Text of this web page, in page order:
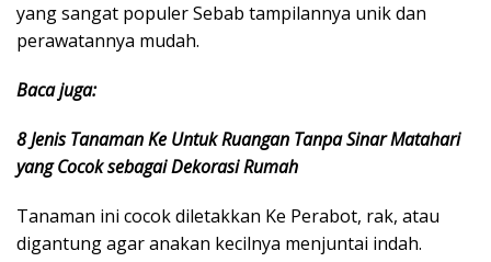
yang sangat populer Sebab tampilannya unik dan
perawatannya mudah.
Baca juga:
8 Jenis Tanaman Ke Untuk Ruangan Tanpa Sinar Matahari
yang Cocok sebagai Dekorasi Rumah
Tanaman ini cocok diletakkan Ke Perabot, rak, atau
digantung agar anakan kecilnya menjuntai indah.